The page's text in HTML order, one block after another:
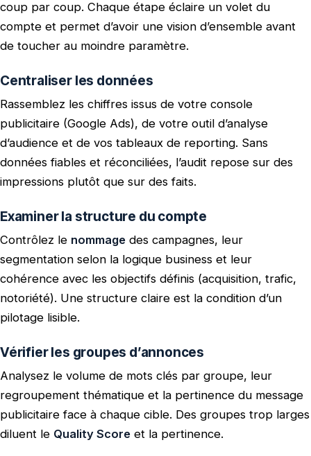
coup par coup. Chaque étape éclaire un volet du
compte et permet d’avoir une vision d’ensemble avant
de toucher au moindre paramètre.
Centraliser les données
Rassemblez les chiffres issus de votre console
publicitaire (Google Ads), de votre outil d’analyse
d’audience et de vos tableaux de reporting. Sans
données fiables et réconciliées, l’audit repose sur des
impressions plutôt que sur des faits.
Examiner la structure du compte
Contrôlez le nommage des campagnes, leur
segmentation selon la logique business et leur
cohérence avec les objectifs définis (acquisition, trafic,
notoriété). Une structure claire est la condition d’un
pilotage lisible.
Vérifier les groupes d’annonces
Analysez le volume de mots clés par groupe, leur
regroupement thématique et la pertinence du message
publicitaire face à chaque cible. Des groupes trop larges
diluent le Quality Score et la pertinence.